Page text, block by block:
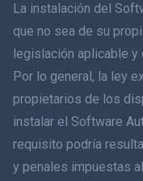
Dansk
हिंदी
עברית
La instalación del
que no sea de su
legislación aplicable
Por lo general, la ley
propietarios de los
instalar el Software
requisito podría
y penales impuestas